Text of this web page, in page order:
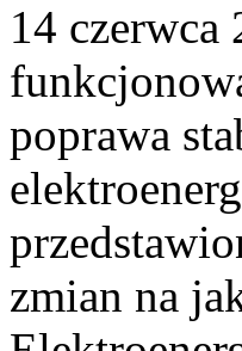
14 czerwca
poprawa
zmian na